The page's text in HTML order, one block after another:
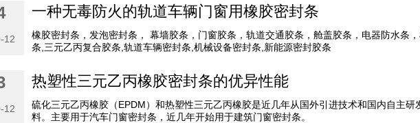
12
一种无毒防火的轨道车辆门窗用橡胶密封条
橡胶密封条，发泡密封条， 幕墙胶条，门窗胶条，轨道交通胶条，舱盖胶条，电器防水条
条,三元乙丙复合胶条,轨道车辆密封条,机械设备密封条,新能源密封胶条
12
热塑性三元乙丙橡胶密封条的优异性能
硫化三元乙丙橡胶（EPDM）和热塑性三元乙丙橡胶是近几年从国外引进技术和国内自主
料。主要用于汽车门窗密封条，近几年开始用于建筑门窗密封条。